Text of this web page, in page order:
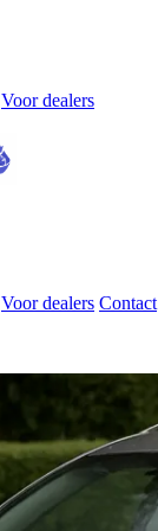
Voor dealers
Voor dealers Contact